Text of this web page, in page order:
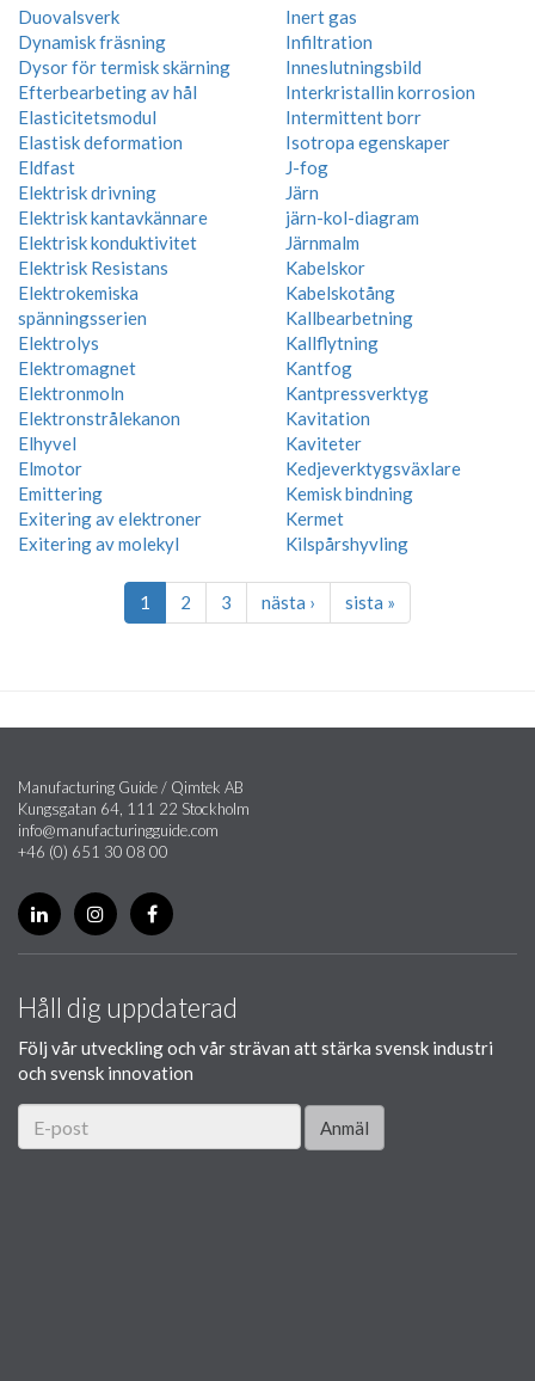
Duovalsverk
Dynamisk fräsning
Dysor för termisk skärning
Efterbearbeting av hål
Elasticitetsmodul
Elastisk deformation
Eldfast
Elektrisk drivning
Elektrisk kantavkännare
Elektrisk konduktivitet
Elektrisk Resistans
Elektrokemiska
spänningsserien
Elektrolys
Elektromagnet
Elektronmoln
Elektronstrålekanon
Elhyvel
Elmotor
Emittering
Exitering av elektroner
Exitering av molekyl
Inert gas
Infiltration
Inneslutningsbild
Interkristallin korrosion
Intermittent borr
Isotropa egenskaper
J-fog
Järn
järn-kol-diagram
Järnmalm
Kabelskor
Kabelskotång
Kallbearbetning
Kallflytning
Kantfog
Kantpressverktyg
Kavitation
Kaviteter
Kedjeverktygsväxlare
Kemisk bindning
Kermet
Kilspårshyvling
1 2 3 nästa › sista »
Manufacturing Guide / Qimtek AB
Kungsgatan 64, 111 22 Stockholm
info@manufacturingguide.com
+46 (0) 651 30 08 00
Håll dig uppdaterad
Följ vår utveckling och vår strävan att stärka svensk industri
och svensk innovation
Anmäl